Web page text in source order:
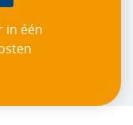
in één